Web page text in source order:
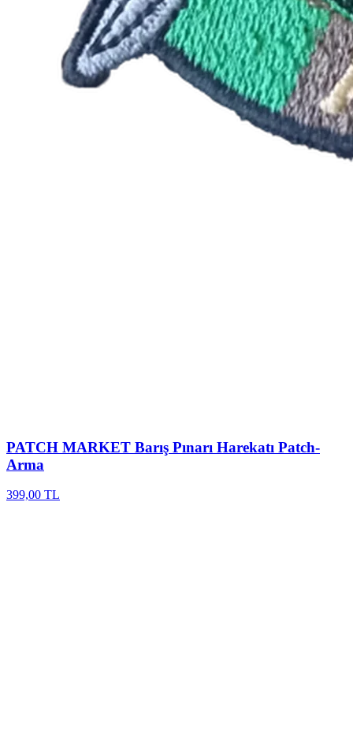
PATCH MARKET Barış Pınarı Harekatı Patch-
Arma
399,00 TL